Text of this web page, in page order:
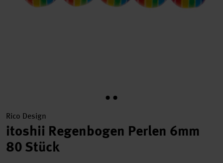
Rico Design
itoshii Regenbogen Perlen 6mm
80 Stück